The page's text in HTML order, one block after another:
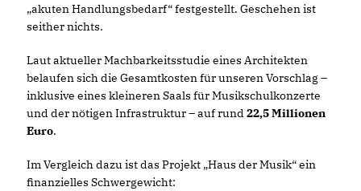
akuten Handlungsbedarf“ festgestellt. Geschehen ist
seither nichts.
Laut aktueller Machbarkeitsstudie eines Architekten
belaufen sich die Gesamtkosten für unseren Vorschlag –
inklusive eines kleineren Saals für Musikschulkonzerte
und der nötigen Infrastruktur – auf rund 22,5 Millionen
Euro.
Im Vergleich dazu ist das Projekt „Haus der Musik“ ein
finanzielles Schwergewicht: